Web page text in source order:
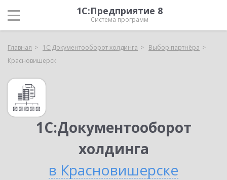
1С:Предприятие 8
Система программ
Главная 1С:Документооборот холдинга
Выбор партнёра
Красновишерск
1С:Документооборот
холдинга
в Красновишерске